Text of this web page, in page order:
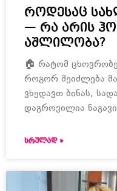
როდესაც
— რა არის
აშლილობა?
🏠 რატომ
როგორ შეიძლება
ვხედავთ ბინას,
დაგროვილია
ᲡᲠᲣᲚᲐᲓ »